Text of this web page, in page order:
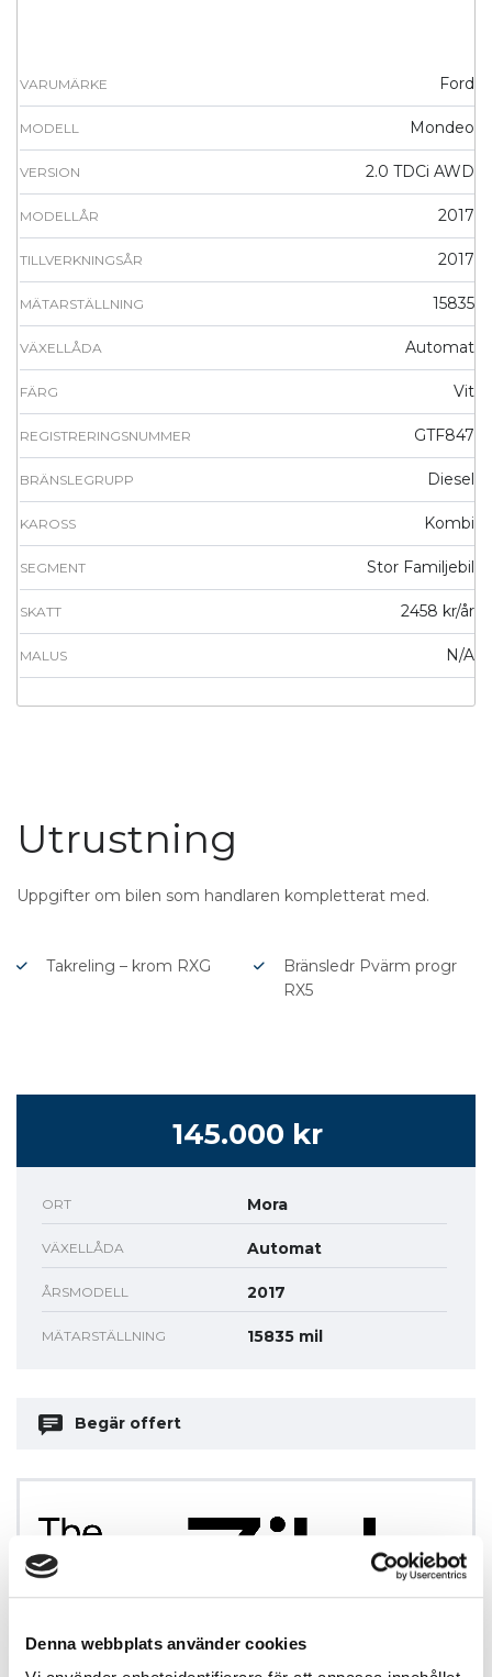
Denna webbplats använder cookies
VARUMÄRKE Ford
MODELL Mondeo
VERSION 2.0 TDCi AWD
MODELLÅR 2017
TILLVERKNINGSÅR 2017
MÄTARSTÄLLNING 15835
VÄXELLÅDA Automat
FÄRG Vit
REGISTRERINGSNUMMER GTF847
BRÄNSLEGRUPP Diesel
KAROSS Kombi
SEGMENT Stor Familjebil
SKATT 2458 kr/år
MALUS N/A
Utrustning
Uppgifter om bilen som handlaren kompletterat med.
Takreling – krom RXG
Bränsledr Pvärm progr
RX5
145.000 kr
ORT Mora
VÄXELLÅDA Automat
ÅRSMODELL 2017
MÄTARSTÄLLNING 15835 mil
Begär offert
Fordonspris( kr)